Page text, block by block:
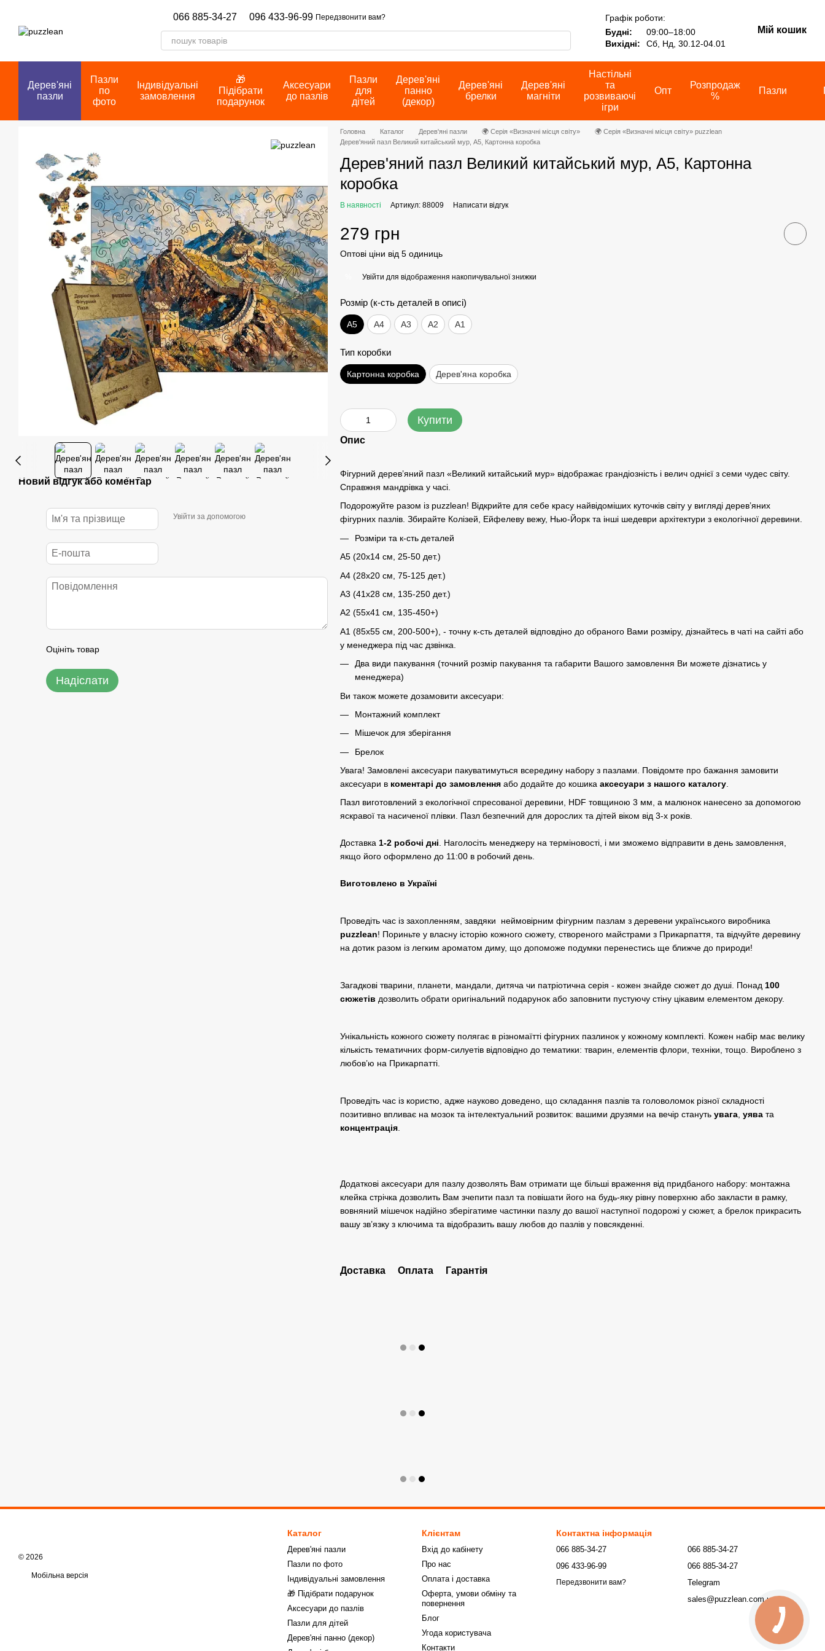
066 885-34-27 096 433-96-99 Передзвонити вам?
Графік роботи:
Будні:
09:00–18:00
Вихідні:
Сб, Нд, 30.12-04.01
Мій кошик
Дерев'яні
пазли
Пазли
по
фото
Індивідуальні
замовлення
🎁
Підібрати
подарунок
Аксесуари
до пазлів
Пазли
для
дітей
Дерев'яні
панно
(декор)
Дерев'яні
брелки
Дерев'яні
магніти
Настільні
та
розвиваючі
ігри
Опт
Розпродаж
%
Пазли
Новий відгук або коментар
Увійти за допомогою
Оцініть товар
Надіслати
Головна Каталог Дерев'яні пазли 🌍 Серія «Визначні місця світу»
🌍 Серія «Визначні місця світу» puzzlean
Дерев'яний пазл Великий китайський мур, А5, Картонна коробка
Дерев'яний пазл Великий китайський мур, А5, Картонна
коробка
В наявності Артикул: 88009 Написати відгук
279 грн
Оптові ціни від 5 одиниць
Увійти для відображення накопичувальної знижки
Розмір (к-сть деталей в описі)
А5 А4 A3 A2 A1
Тип коробки
Картонна коробка Дерев'яна коробка
Купити
Опис
Фігурний дерев’яний пазл «Великий китайський мур» відображає грандіозність і велич однієї з семи чудес світу.
Справжня мандрівка у часі.
Подорожуйте разом із puzzlean! Відкрийте для себе красу найвідоміших куточків світу у вигляді дерев’яних
фігурних пазлів. Збирайте Колізей, Ейфелеву вежу, Нью-Йорк та інші шедеври архітектури з екологічної деревини.
Розміри та к-сть деталей
A5 (20х14 см, 25-50 дет.)
A4 (28x20 см, 75-125 дет.)
A3 (41х28 см, 135-250 дет.)
A2 (55х41 см, 135-450+)
A1 (85х55 см, 200-500+), - точну к-сть деталей відповдіно до обраного Вами розміру, дізнайтесь в чаті на сайті або
у менеджера під час дзвінка.
Два види пакування (точний розмір пакування та габарити Вашого замовлення Ви можете дізнатись у
менеджера)
Ви також можете дозамовити аксесуари:
Монтажний комплект
Мішечок для зберігання
Брелок
Увага! Замовлені аксесуари пакуватимуться всередину набору з пазлами. Повідомте про бажання замовити
аксесуари в коментарі до замовленняабо додайте до кошика аксесуари з нашого каталогу.
Пазл виготовлений з екологічної спресованої деревини, HDF товщиною 3 мм, а малюнок нанесено за допомогою
яскравої та насиченої плівки. Пазл безпечний для дорослих та дітей віком від 3-х років.
Доставка 1-2 робочі дні. Наголосіть менеджеру на терміновості, і ми зможемо відправити в день замовлення,
якщо його оформлено до 11:00 в робочий день.
Виготовлено в Україні
Проведіть час із захопленням, завдяки неймовірним фігурним пазлам з деревени українського виробника
puzzlean! Пориньте у власну історію кожного сюжету, створеного майстрами з Прикарпаття, та відчуйте деревину
на дотик разом із легким ароматом диму, що допоможе подумки перенестись ще ближче до природи!
Загадкові тварини, планети, мандали, дитяча чи патріотична серія - кожен знайде сюжет до душі. Понад 100
сюжетів дозволить обрати оригінальний подарунок або заповнити пустуючу стіну цікавим елементом декору.
Унікальність кожного сюжету полягає в різномаїтті фігурних пазлинок у кожному комплекті. Кожен набір має велику
кількість тематичних форм-силуетів відповідно до тематики: тварин, елементів флори, техніки, тощо. Вироблено з
любов’ю на Прикарпатті.
Проведіть час із користю, адже науково доведено, що складання пазлів та головоломок різної складності
позитивно впливає на мозок та інтелектуальний розвиток: вашими друзями на вечір станутьувага, уявата
концентрація.
Додаткові аксесуари для пазлу дозволять Вам отримати ще більші враження від придбаного набору: монтажна
клейка стрічка дозволить Вам зчепити пазл та повішати його на будь-яку рівну поверхню або закласти в рамку,
вовняний мішечок надійно зберігатиме частинки пазлу до вашої наступної подорожі у сюжет, а брелок прикрасить
вашу зв’язку з ключима та відобразить вашу любов до пазлів у повсякденні.
Доставка Оплата Гарантія
© 2026
Мобільна версія
Каталог
Дерев'яні пазли
Пазли по фото
Індивідуальні замовлення
🎁 Підібрати подарунок
Аксесуари до пазлів
Пазли для дітей
Дерев'яні панно (декор)
Клієнтам
Вхід до кабінету
Про нас
Оплата і доставка
Оферта, умови обміну та
повернення
Блог
Угода користувача
Контакти
Контактна інформація
066 885-34-27
096 433-96-99
Передзвонити вам?
066 885-34-27
066 885-34-27
Telegram
sales@puzzlean.com.ua